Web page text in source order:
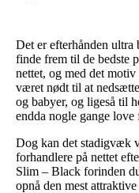
Det er efterhånden ultra
finde frem til de bedste
nettet, og med det
været nødt til at
og babyer, og ligeså til
endda nogle gange love
Dog kan det stadigvæk
forhandlere på nettet
Slim – Black forinden
opnå den mest attraktive